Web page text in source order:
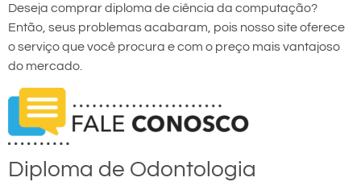
Deseja comprar diploma de ciência da computação?
Então, seus problemas acabaram, pois nosso site oferece
o serviço que você procura e com o preço mais vantajoso
do mercado.
Diploma de Odontologia